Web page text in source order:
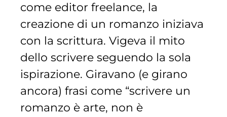
come editor freelance, la
creazione di un romanzo iniziava
con la scrittura. Vigeva il mito
dello scrivere seguendo la sola
ispirazione. Giravano (e girano
ancora) frasi come “scrivere un
romanzo è arte, non è